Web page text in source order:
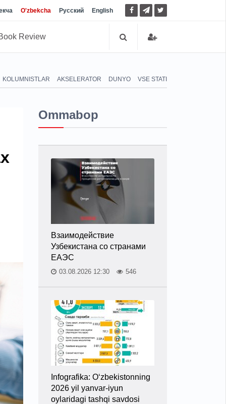
O'zbekcha Русский English
Review
KOLUMNISTLAR AKSELERATOR DUNYO VSE STATI
Ommabop
Взаимодействие
Узбекистана со странами
ЕАЭС
03.08.2026 12:30 546
Infografika: O‘zbekistonning
2026 yil yanvar-iyun
oylaridagi tashqi savdosi